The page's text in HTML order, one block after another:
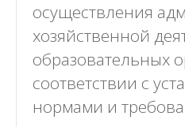
осуществления
хозяйственной
образовательных
соответствии с
нормами и